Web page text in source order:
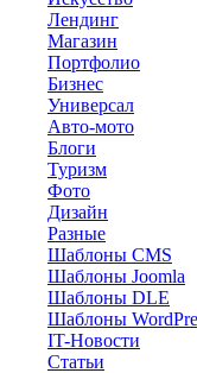
Лендинг
Магазин
Портфолио
Бизнес
Универсал
Авто-мото
Блоги
Туризм
Фото
Дизайн
Разные
Шаблоны CMS
Шаблоны Joomla
Шаблоны DLE
Шаблоны
IT-Новости
Статьи